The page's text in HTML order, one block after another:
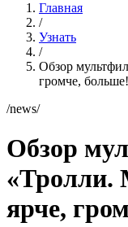
Главная
/
Узнать
/
Обзор
громче, больше!
/news/
Обзор
«Тролли.
ярче,